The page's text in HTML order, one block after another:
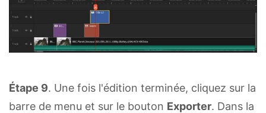
Étape 9. Une fois l'édition terminée, cliquez sur la
barre de menu et sur le bouton Exporter. Dans la